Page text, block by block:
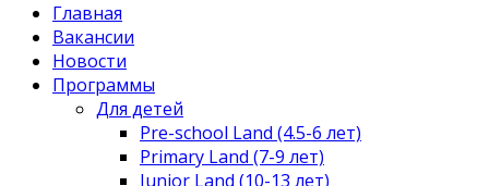
Главная
Вакансии
Новости
Программы
Для детей
Pre-school Land (4.5-6 лет)
Primary Land (7-9 лет)
Junior Land (10-13 лет)